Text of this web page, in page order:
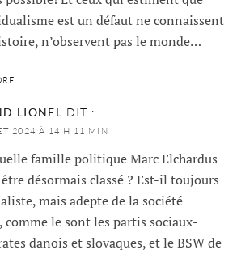
est un défaut ne connaissent
n’observent pas le monde…
LIONEL DIT :
2024 À 14 H 11 MIN
famille politique Marc Elchardus
désormais classé ? Est-il toujours
mais adepte de la société
comme le sont les partis sociaux-
danois et slovaques, et le BSW de